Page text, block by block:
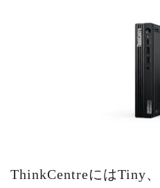
ThinkCentreにはTiny